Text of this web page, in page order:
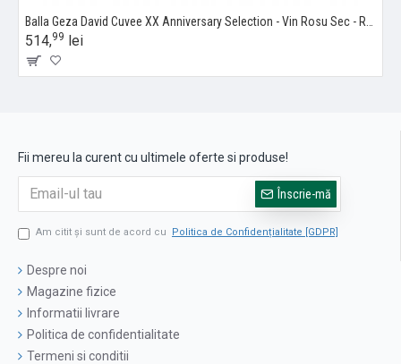
514,99 lei
Fii mereu la curent cu ultimele oferte si produse!
Înscrie-mă
Am citit şi sunt de acord cu Politica de Confidențialitate [GDPR]
Despre noi
Magazine fizice
Informatii livrare
Politica de confidentialitate
Termeni si conditii